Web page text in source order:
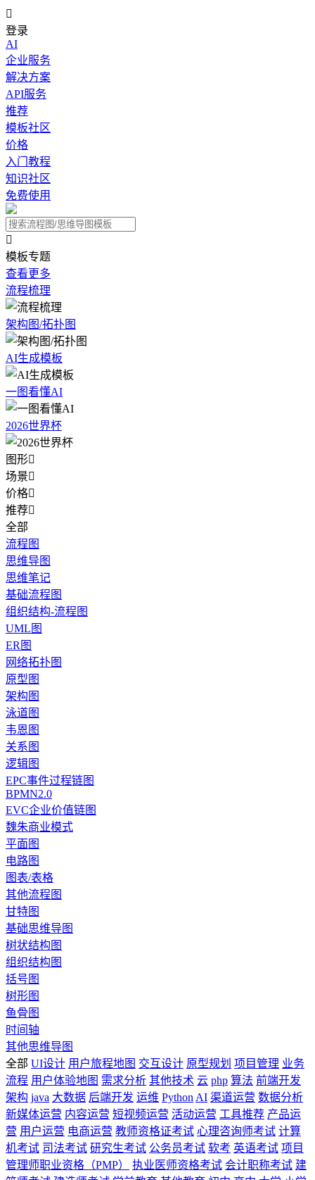

登录
AI
企业服务
解决方案
API服务
推荐
模板社区
价格
入门教程
知识社区
免费使用

模板专题
查看更多
流程梳理
架构图/拓扑图
AI生成模板
一图看懂AI
2026世界杯
图形
场景
价格
推荐
全部
流程图
思维导图
思维笔记
基础流程图
组织结构-流程图
UML图
ER图
网络拓扑图
原型图
架构图
泳道图
韦恩图
关系图
逻辑图
EPC事件过程链图
BPMN2.0
EVC企业价值链图
魏朱商业模式
平面图
电路图
图表/表格
其他流程图
甘特图
基础思维导图
树状结构图
组织结构图
括号图
树形图
鱼骨图
时间轴
其他思维导图
全部 UI设计 用户旅程地图 交互设计 原型规划 项目管理 业务
流程 用户体验地图 需求分析 其他技术 云 php 算法 前端开发
架构 java 大数据 后端开发 运维 Python AI 渠道运营 数据分析
新媒体运营 内容运营 短视频运营 活动运营 工具推荐 产品运
营 用户运营 电商运营 教师资格证考试 心理咨询师考试 计算
机考试 司法考试 研究生考试 公务员考试 软考 英语考试 项目
管理师职业资格（PMP）
执业医师资格考试 会计职称考试 建